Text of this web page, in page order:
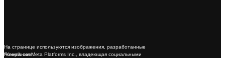
*Компания Meta Platforms Inc., владеющая социальными
На странице используются изображения, разработанные
Freepik.com